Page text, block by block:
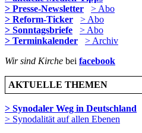
> Presse-Newsletter
> Abo
> Reform-Ticker
> Abo
> Sonntagsbriefe
> Abo
> Terminkalender
> Archiv
Wir sind Kirche bei facebook
AKTUELLE THEMEN
> Synodaler Weg in Deutschland
> Synodalität auf allen Ebenen